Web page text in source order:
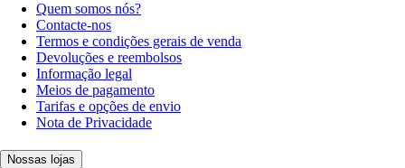
Quem somos nós?
Contacte-nos
Termos e condições gerais de venda
Devoluções e reembolsos
Informação legal
Meios de pagamento
Tarifas e opções de envio
Nota de Privacidade
Nossas lojas